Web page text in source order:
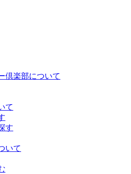
倶楽部について
て
す
いて